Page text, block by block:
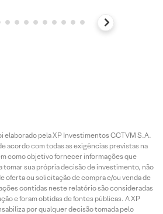
elaborado pela XP Investimentos CCTVM S.A.
acordo com todas as exigências previstas na
como objetivo fornecer informações que
tomar sua própria decisão de investimento, não
oferta ou solicitação de compra e/ou venda de
contidas neste relatório são consideradas
e foram obtidas de fontes públicas. A XP
por qualquer decisão tomada pelo